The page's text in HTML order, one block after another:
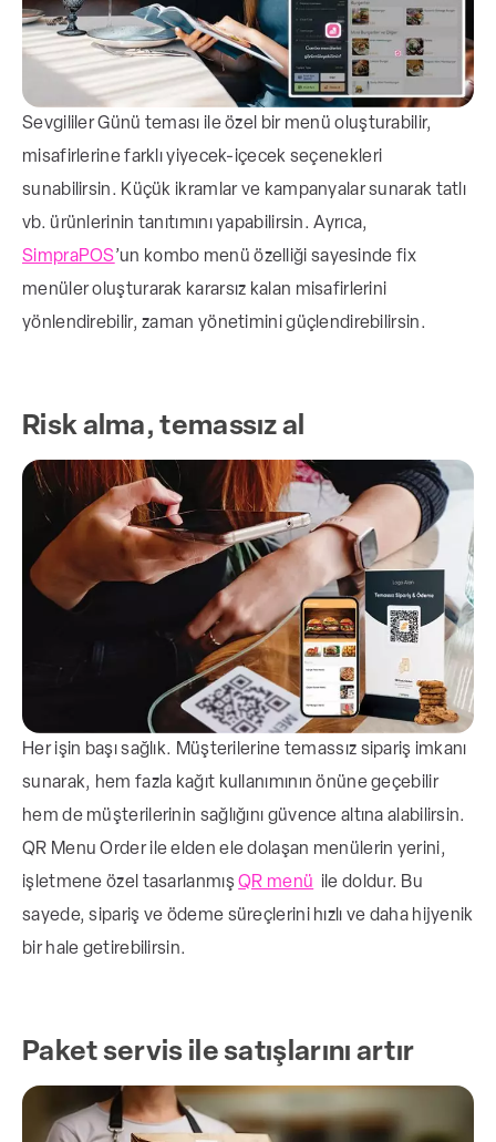
Sevgililer Günü teması ile özel bir menü oluşturabilir,
misafirlerine farklı yiyecek-içecek seçenekleri
sunabilirsin. Küçük ikramlar ve kampanyalar sunarak tatlı
vb. ürünlerinin tanıtımını yapabilirsin. Ayrıca,
SimpraPOS’un kombo menü özelliği sayesinde fix
menüler oluşturarak kararsız kalan misafirlerini
yönlendirebilir, zaman yönetimini güçlendirebilirsin.
Risk alma, temassız al
Her işin başı sağlık. Müşterilerine temassız sipariş imkanı
sunarak, hem fazla kağıt kullanımının önüne geçebilir
hem de müşterilerinin sağlığını güvence altına alabilirsin.
QR Menu Order ile elden ele dolaşan menülerin yerini,
işletmene özel tasarlanmışQR menü ile doldur. Bu
sayede, sipariş ve ödeme süreçlerini hızlı ve daha hijyenik
bir hale getirebilirsin.
Paket servis ile satışlarını artır